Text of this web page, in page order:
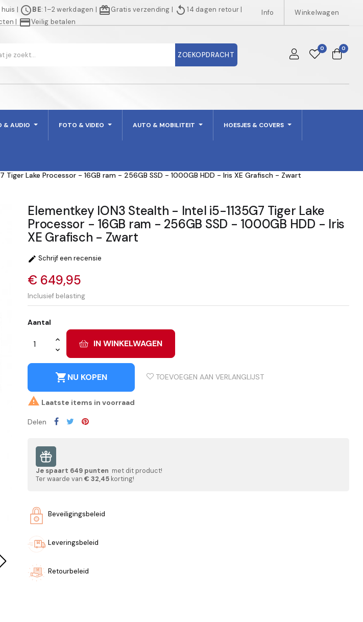
| scheduleBE: 1–2 werkdagen | redeemGratis verzending | replay14 dagen retour |
| credit_cardVeilig betalen
Info Winkelwagen
ZOEKOPDRACHT
0 0
& AUDIO FOTO & VIDEO AUTO & MOBILITEIT HOESJES & COVERS
Tiger Lake Processor - 16GB ram - 256GB SSD - 1000GB HDD - Iris XE Grafisch - Zwart
Elementkey ION3 Stealth - Intel i5-1135G7 Tiger Lake
Processor - 16GB ram - 256GB SSD - 1000GB HDD - Iris
XE Grafisch - Zwart
 Schrijf een recensie
€ 649,95
Inclusief belasting
Aantal
IN WINKELWAGEN
shopping_cartNU KOPEN TOEVOEGEN AAN VERLANGLIJST
 Laatste items in voorraad
Delen
Je spaart 649 punten met dit product!
Ter waarde van € 32,45 korting!
Beveiligingsbeleid
Leveringsbeleid
Retourbeleid